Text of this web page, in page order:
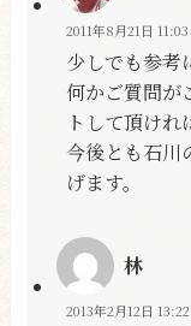
2011年8月21日 11:03
少しでも参考
何かご質問が
トして頂けれ
今後とも石川
げます。
林
2013年2月12日 13:22